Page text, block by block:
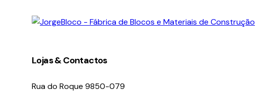
1Lojas & Contactos
Rua do Roque 9850-079